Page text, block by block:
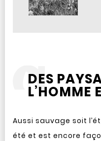
DES
L’HOMME
Aussi sauvage soit
été et est encore